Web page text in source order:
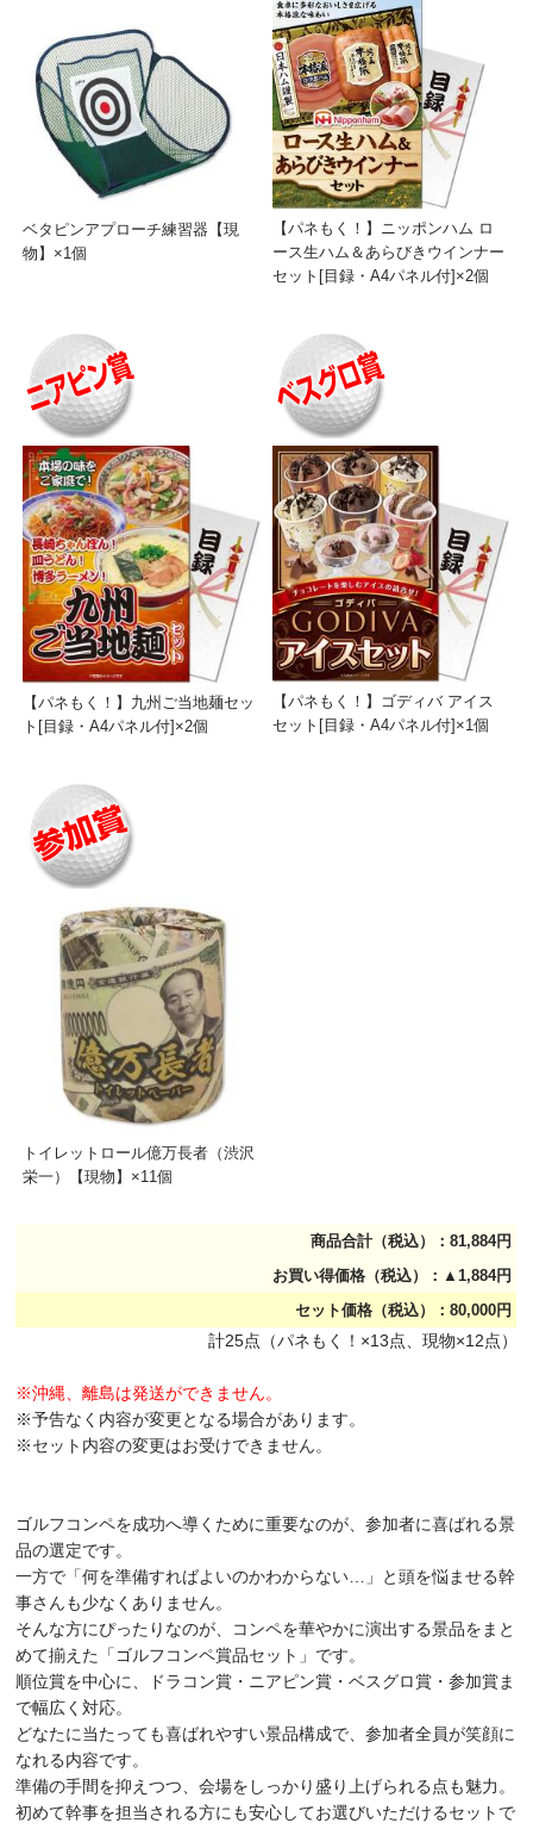
ベタピンアプローチ練習器【現
物】×1個
【パネもく！】ニッポンハム ロ
ース生ハム＆あらびきウインナー
セット[目録・A4パネル付]×2個
【パネもく！】九州ご当地麺セッ
ト[目録・A4パネル付]×2個
【パネもく！】ゴディバ アイス
セット[目録・A4パネル付]×1個
トイレットロール億万長者（渋沢
栄一）【現物】×11個
商品合計（税込）：81,884円
お買い得価格（税込）：▲1,884円
セット価格（税込）：80,000円
計25点（パネもく！×13点、現物×12点）
※沖縄、離島は発送ができません。
※予告なく内容が変更となる場合があります。
※セット内容の変更はお受けできません。
ゴルフコンペを成功へ導くために重要なのが、参加者に喜ばれる景
品の選定です。
一方で「何を準備すればよいのかわからない…」と頭を悩ませる幹
事さんも少なくありません。
そんな方にぴったりなのが、コンペを華やかに演出する景品をまと
めて揃えた「ゴルフコンペ賞品セット」です。
順位賞を中心に、ドラコン賞・ニアピン賞・ベスグロ賞・参加賞ま
で幅広く対応。
どなたに当たっても喜ばれやすい景品構成で、参加者全員が笑顔に
なれる内容です。
準備の手間を抑えつつ、会場をしっかり盛り上げられる点も魅力。
初めて幹事を担当される方にも安心してお選びいただけるセットで